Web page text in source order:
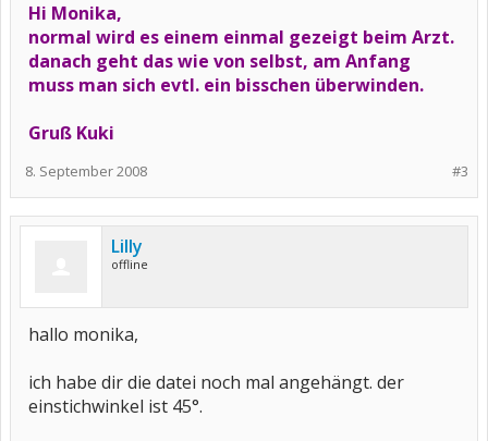
Hi Monika,
normal wird es einem einmal gezeigt beim Arzt.
danach geht das wie von selbst, am Anfang
muss man sich evtl. ein bisschen überwinden.
Gruß Kuki
#3
8. September 2008
Lilly
offline
hallo monika,
ich habe dir die datei noch mal angehängt. der
einstichwinkel ist 45°.